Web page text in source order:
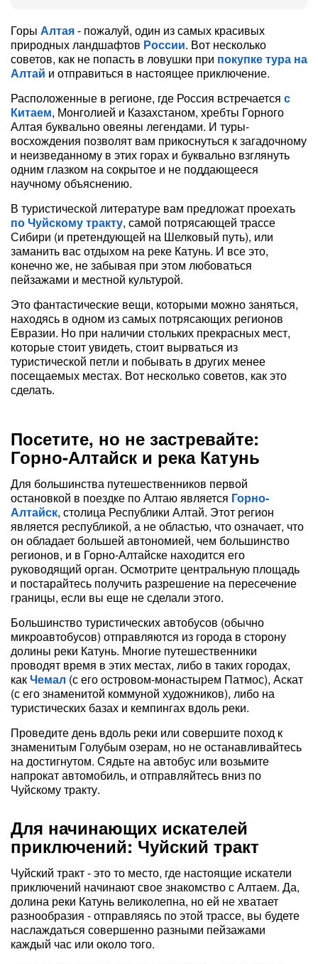
Горы Алтая- пожалуй, один из самых красивых
природных ландшафтов России. Вот несколько
советов, как не попасть в ловушки при покупке тура на
Алтай и отправиться в настоящее приключение.
Расположенные в регионе, где Россия встречается с
Китаем, Монголией и Казахстаном, хребты Горного
Алтая буквально овеяны легендами. И туры-
восхождения позволят вам прикоснуться к загадочному
и неизведанному в этих горах и буквально взглянуть
одним глазком на сокрытое и не поддающееся
научному объяснению.
В туристической литературе вам предложат проехать
по Чуйскому тракту, самой потрясающей трассе
Сибири (и претендующей на Шелковый путь), или
заманить вас отдыхом на реке Катунь. И все это,
конечно же, не забывая при этом любоваться
пейзажами и местной культурой.
Это фантастические вещи, которыми можно заняться,
находясь в одном из самых потрясающих регионов
Евразии. Но при наличии стольких прекрасных мест,
которые стоит увидеть, стоит вырваться из
туристической петли и побывать в других менее
посещаемых местах. Вот несколько советов, как это
сделать.
Посетите, но не застревайте:
Горно-Алтайск и река Катунь
Для большинства путешественников первой
остановкой в поездке по Алтаю является Горно-
Алтайск, столица Республики Алтай. Этот регион
является республикой, а не областью, что означает, что
он обладает большей автономией, чем большинство
регионов, и в Горно-Алтайске находится его
руководящий орган. Осмотрите центральную площадь
и постарайтесь получить разрешение на пересечение
границы, если вы еще не сделали этого.
Большинство туристических автобусов (обычно
микроавтобусов) отправляются из города в сторону
долины реки Катунь. Многие путешественники
проводят время в этих местах, либо в таких городах,
какЧемал (с его островом-монастырем Патмос), Аскат
(с его знаменитой коммуной художников), либо на
туристических базах и кемпингах вдоль реки.
Проведите день вдоль реки или совершите поход к
знаменитым Голубым озерам, но не останавливайтесь
на достигнутом. Сядьте на автобус или возьмите
напрокат автомобиль, и отправляйтесь вниз по
Чуйскому тракту.
Для начинающих искателей
приключений: Чуйский тракт
Чуйский тракт - это то место, где настоящие искатели
приключений начинают свое знакомство с Алтаем. Да,
долина реки Катунь великолепна, но ей не хватает
разнообразия - отправляясь по этой трассе, вы будете
наслаждаться совершенно разными пейзажами
каждый час или около того.